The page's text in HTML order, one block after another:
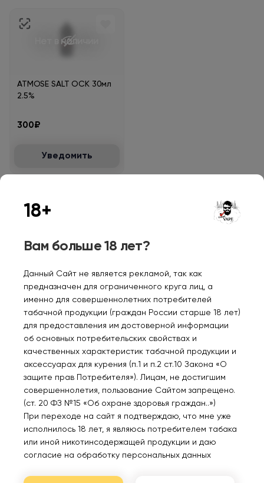
Нет в наличии
ATMOSE SALT ОСК 30мл
2.5%
300₽
Уведомить
Персональные рекомендации
Табак сигаретный VAN
ERKOMS Chocolate 40
450₽
GANG FROZEN Ultra
hard Грейпфрутовая
кола 30мl. 20 мг
300₽
18+
Вам больше 18 лет?
Данный Сайт не является рекламой, так как
предназначен для ограниченного круга лиц, а
именно для совершеннолетних потребителей
табачной продукции (граждан России старше 18 лет)
для предоставления им достоверной информации
об основных потребительских свойствах и
качественных характеристик табачной продукции и
аксессуарах для курения (п.1 и п.2 ст.10 Закона «О
защите прав Потребителя»). Лицам, не достигшим
совершеннолетия, пользование Сайтом запрещено.
(ст. 20 ФЗ №15 «Об охране здоровья граждан..»)
При переходе на сайт я подтверждаю, что мне уже
исполнилось 18 лет, я являюсь потребителем табака
или иной никотинсодержащей продукции и даю
согласие на обработку персональных данных